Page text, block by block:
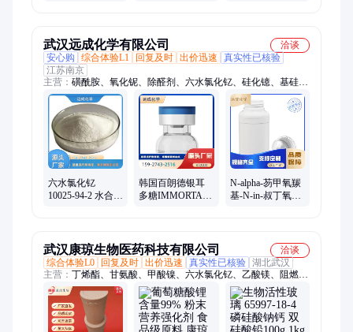
武汉远成化学有限公司
洽谈
安心购
综合体验L1 回复及时 出价迅速
真实性已核验
江苏南京
主营： 磺酰胺、氧化铌、除醛剂、六水氯化钇、硅化镱、基硅
油、成核剂、酞菁钴、甘氨酸铬、光学树脂、鼠李糖脂、甲磺酸
铋、氧化亚铁、封端硅油、左旋乳酸)、己基磺酸盐、恩诺沙星
钠、二聚季戊四醇、聚醚硫酸酯钠、恶唑啉交联剂、洗手凝胶增
稠剂、生物活性玻璃粉、氰基丙烯酸乙酯、脱硫脱氢催化剂
六水氯化钇
10025-94-2 水合氯
韩国百朗德银耳
多糖IMMORTAL
N-alpha-芴甲氧羰
基-N-in-叔丁氧羰
武汉康琼生物医药科技有限公司
洽谈
综合体验L0
回复及时 出价迅速 真实性已核验 湖北武汉
主营： 丁烯酯、甘氨酸、甲酸镍、六水氯化钇、乙酸镁、阻燃
剂、乙酸镉、木香油、酸性橙、西瓜酮、硫酸锌、硫酸锆、硫酸
锂、杨梅酯、百里酚、硫酸锶、硫酸锰、二苯胍、十八酸、紫苏
葶、聚合物、肌氨酸、卡必醇、碳酸镧、褪黑素、磷酸铁